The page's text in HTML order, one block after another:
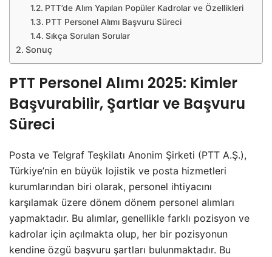
PTT’de Alım Yapılan Popüler Kadrolar ve Özellikleri
PTT Personel Alımı Başvuru Süreci
Sıkça Sorulan Sorular
Sonuç
PTT Personel Alımı 2025: Kimler
Başvurabilir, Şartlar ve Başvuru
Süreci
Posta ve Telgraf Teşkilatı Anonim Şirketi (PTT A.Ş.),
Türkiye’nin en büyük lojistik ve posta hizmetleri
kurumlarından biri olarak, personel ihtiyacını
karşılamak üzere dönem dönem personel alımları
yapmaktadır. Bu alımlar, genellikle farklı pozisyon ve
kadrolar için açılmakta olup, her bir pozisyonun
kendine özgü başvuru şartları bulunmaktadır. Bu